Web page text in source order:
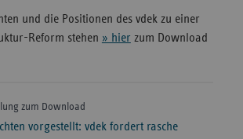
und die Positionen des vdek zu einer
Reform stehen » hier zum Download
zum Download
vorgestellt: vdek fordert rasche